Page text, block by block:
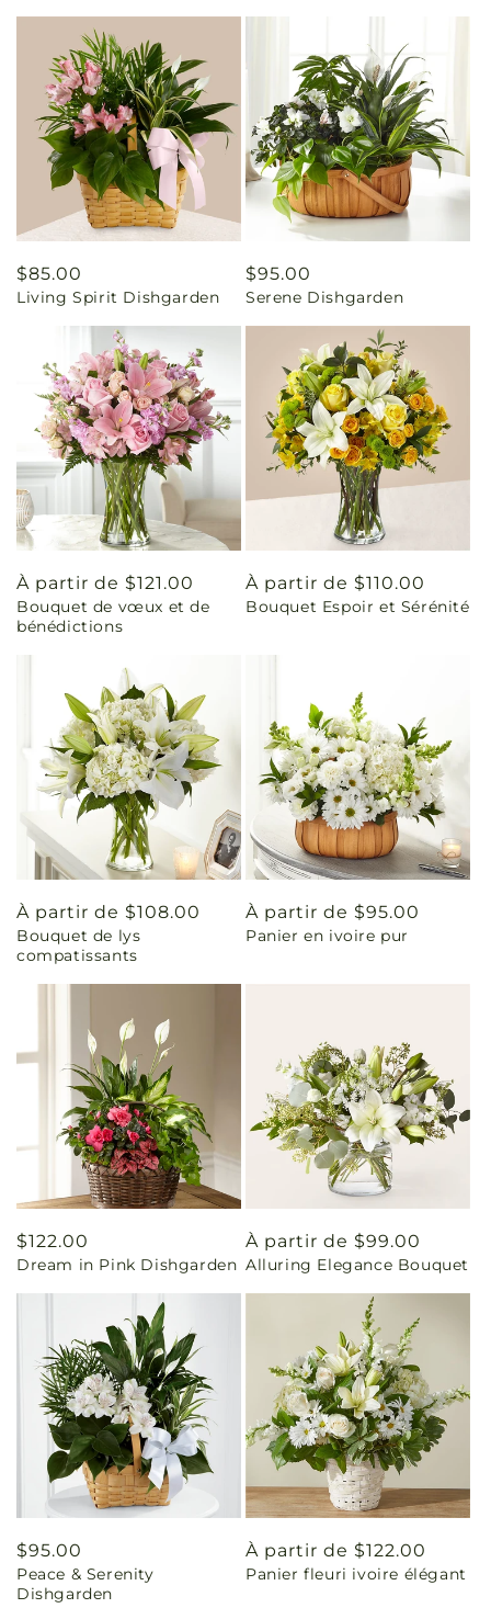
Prix
habituel
$85.00
Living Spirit Dishgarden
Prix
habituel
$95.00
Serene Dishgarden
Prix
habituel
À partir de $121.00
Bouquet de vœux et de
bénédictions
Prix
habituel
À partir de $110.00
Bouquet Espoir et Sérénité
Prix
habituel
À partir de $108.00
Bouquet de lys
compatissants
Prix
habituel
À partir de $95.00
Panier en ivoire pur
Prix
habituel
$122.00
Dream in Pink Dishgarden
Prix
habituel
À partir de $99.00
Alluring Elegance Bouquet
Prix
habituel
$95.00
Peace & Serenity
Dishgarden
Prix
habituel
À partir de $122.00
Panier fleuri ivoire élégant